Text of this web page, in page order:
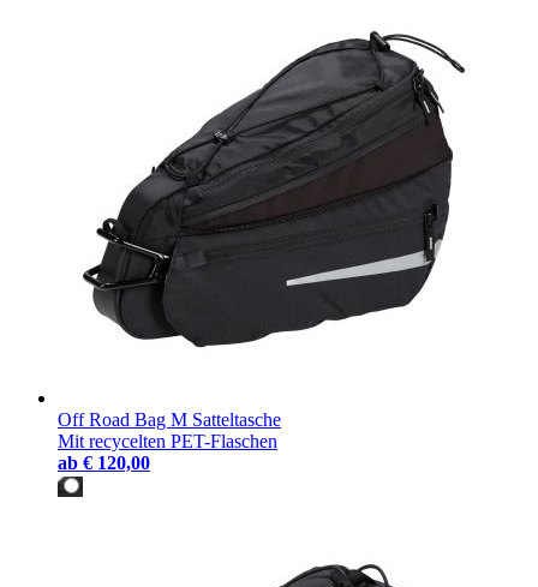
Off Road Bag M Satteltasche
Mit recycelten PET-Flaschen
ab € 120,00